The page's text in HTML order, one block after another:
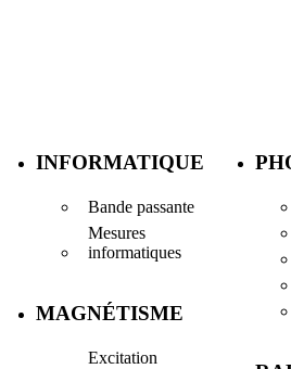
INFORMATIQUE
Bande passante
Mesures
informatiques
MAGNÉTISME
Excitation